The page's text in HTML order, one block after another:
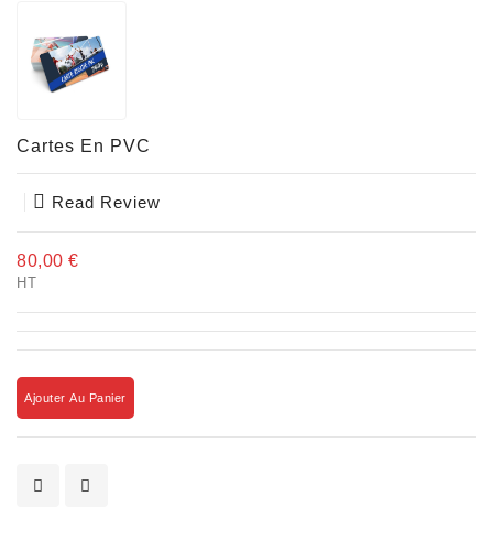
Cartes En PVC
Read Review
80,00 €
HT
Ajouter Au Panier